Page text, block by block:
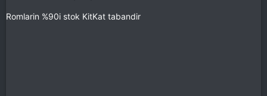
Romlarin %90i stok KitKat tabandir